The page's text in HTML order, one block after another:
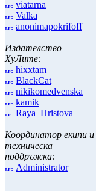
viatarna
Valka
anonimapokrifoff
Издателство
ХуЛите:
hixxtam
BlackCat
nikikomedvenska
kamik
Raya_Hristova
Координатор екипи и
техническа
поддръжка:
Administrator